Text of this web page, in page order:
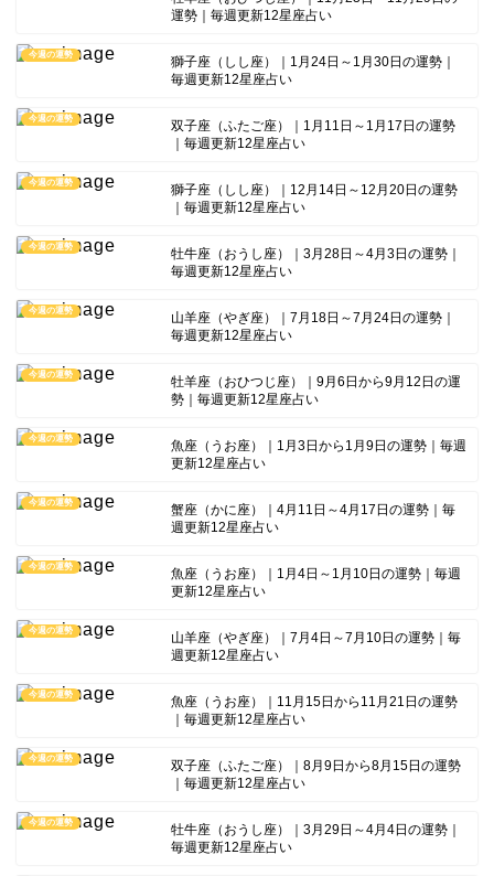
運勢｜毎週更新12星座占い
今週の運勢
獅子座（しし座）｜1月24日～1月30日の運勢｜
毎週更新12星座占い
今週の運勢
双子座（ふたご座）｜1月11日～1月17日の運勢
｜毎週更新12星座占い
今週の運勢
獅子座（しし座）｜12月14日～12月20日の運勢
｜毎週更新12星座占い
今週の運勢
牡牛座（おうし座）｜3月28日～4月3日の運勢｜
毎週更新12星座占い
今週の運勢
山羊座（やぎ座）｜7月18日～7月24日の運勢｜
毎週更新12星座占い
今週の運勢
牡羊座（おひつじ座）｜9月6日から9月12日の運
勢｜毎週更新12星座占い
今週の運勢
魚座（うお座）｜1月3日から1月9日の運勢｜毎週
更新12星座占い
今週の運勢
蟹座（かに座）｜4月11日～4月17日の運勢｜毎
週更新12星座占い
今週の運勢
魚座（うお座）｜1月4日～1月10日の運勢｜毎週
更新12星座占い
今週の運勢
山羊座（やぎ座）｜7月4日～7月10日の運勢｜毎
週更新12星座占い
今週の運勢
魚座（うお座）｜11月15日から11月21日の運勢
｜毎週更新12星座占い
今週の運勢
双子座（ふたご座）｜8月9日から8月15日の運勢
｜毎週更新12星座占い
今週の運勢
牡牛座（おうし座）｜3月29日～4月4日の運勢｜
毎週更新12星座占い